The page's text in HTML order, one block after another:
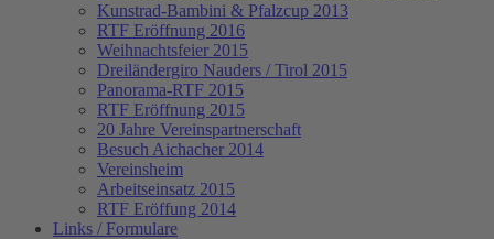
Kunstrad-Bambini & Pfalzcup 2013
RTF Eröffnung 2016
Weihnachtsfeier 2015
Dreiländergiro Nauders / Tirol 2015
Panorama-RTF 2015
RTF Eröffnung 2015
20 Jahre Vereinspartnerschaft
Besuch Aichacher 2014
Vereinsheim
Arbeitseinsatz 2015
RTF Eröffung 2014
Links / Formulare